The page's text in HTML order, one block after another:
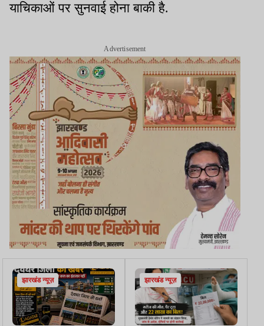
याचिकाओं पर सुनवाई होना बाकी है.
Advertisement
झारखंड न्यूज़ झारखंड न्यूज़